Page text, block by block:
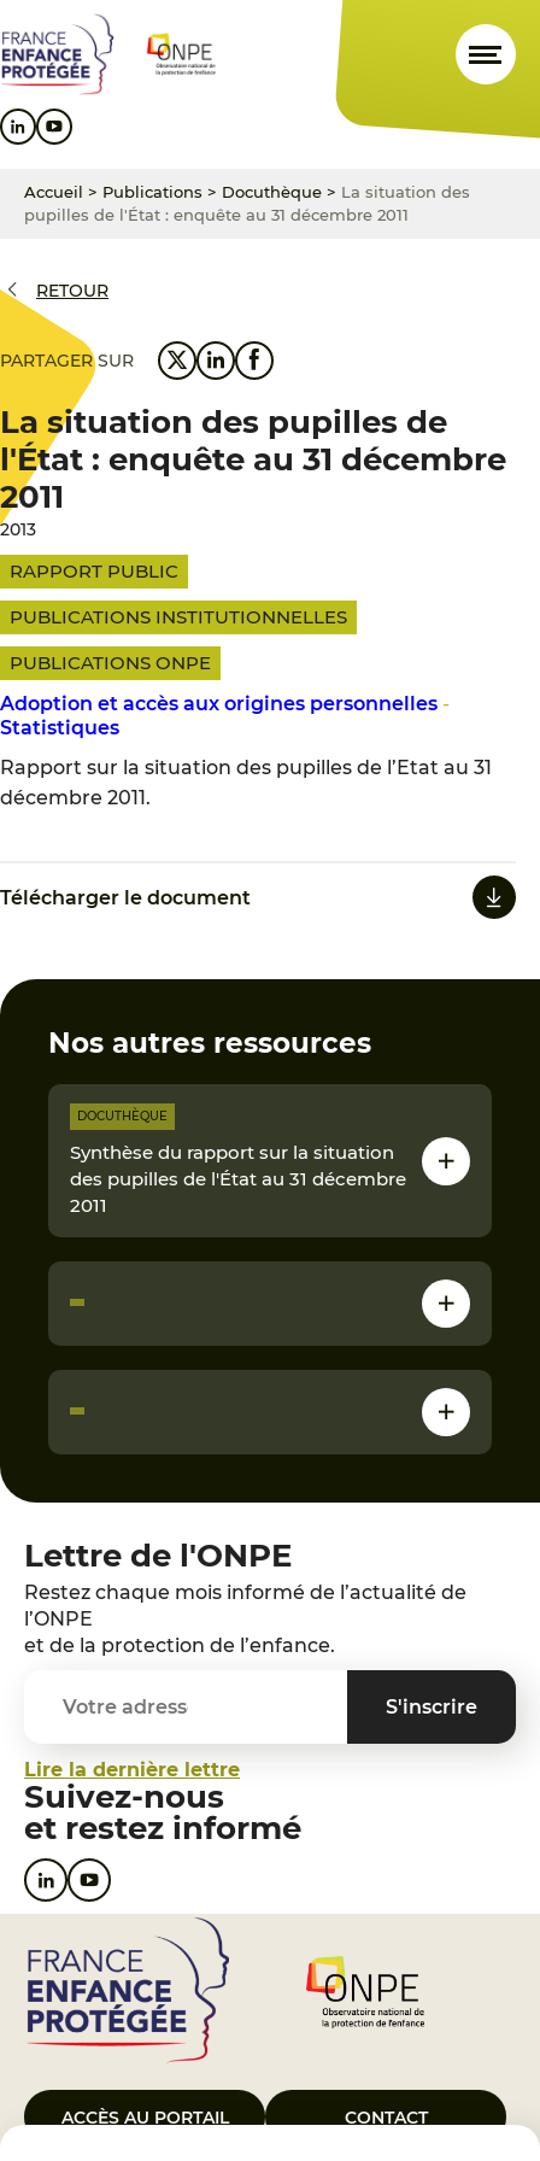
au
contenu
principal
au
menu
principal
au
pied
de
Accueil > Publications > Docuthèque > La situation des
pupilles de l'État : enquête au 31 décembre 2011
RETOUR
PARTAGER SUR
La situation des pupilles de
l'État : enquête au 31 décembre
2011
2013
RAPPORT PUBLIC
PUBLICATIONS INSTITUTIONNELLES
PUBLICATIONS ONPE
Adoption et accès aux origines personnelles -
Statistiques
Rapport sur la situation des pupilles de l’Etat au 31
décembre 2011.
Télécharger le document
Nos autres ressources
DOCUTHÈQUE
Synthèse du rapport sur la situation
des pupilles de l'État au 31 décembre
2011
Lettre de l'ONPE
Restez chaque mois informé de l’actualité de
l’ONPE
et de la protection de l’enfance.
Lire la dernière lettre
Suivez-nous
et restez informé
ACCÈS AU PORTAIL CONTACT